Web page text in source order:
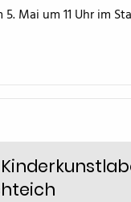
Mai um 11 Uhr im